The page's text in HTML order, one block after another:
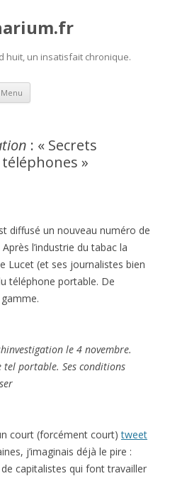
huit, un insatisfait chronique.
Menu Aller
contenu
: « Secrets
»
diffusé un nouveau numéro de
Après l’industrie du tabac la
Lucet (et ses journalistes bien
téléphone portable. De
le 4 novembre.
portable. Ses conditions
court (forcément court)tweet
j’imaginais déjà le pire :
capitalistes qui font travailler